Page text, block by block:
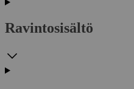
Ravintosisältö